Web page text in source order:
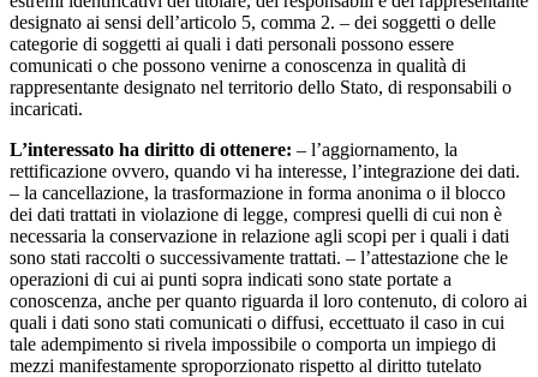
designato ai sensi dell’articolo 5, comma 2. – dei soggetti o delle
categorie di soggetti ai quali i dati personali possono essere
comunicati o che possono venirne a conoscenza in qualità di
rappresentante designato nel territorio dello Stato, di responsabili o
incaricati.
L’interessato ha diritto di ottenere: – l’aggiornamento, la
rettificazione ovvero, quando vi ha interesse, l’integrazione dei dati.
– la cancellazione, la trasformazione in forma anonima o il blocco
dei dati trattati in violazione di legge, compresi quelli di cui non è
necessaria la conservazione in relazione agli scopi per i quali i dati
sono stati raccolti o successivamente trattati. – l’attestazione che le
operazioni di cui ai punti sopra indicati sono state portate a
conoscenza, anche per quanto riguarda il loro contenuto, di coloro ai
quali i dati sono stati comunicati o diffusi, eccettuato il caso in cui
tale adempimento si rivela impossibile o comporta un impiego di
mezzi manifestamente sproporzionato rispetto al diritto tutelato